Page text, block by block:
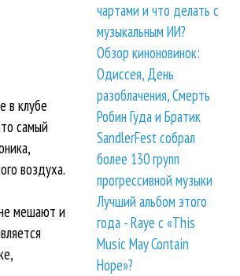
в клубе
самый
воздуха.
мешают и
чартами и что делать с
музыкальным ИИ?
Обзор киноновинок:
Одиссея, День
разоблачения, Смерть
Робин Гуда и Братик
SandlerFest собрал
более 130 групп
прогрессивной музыки
Лучший альбом этого
года - Raye с «This
Music May Contain
Hope»?